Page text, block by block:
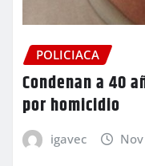
POLICIACA
Condenan a 40
por homicidio
igavec